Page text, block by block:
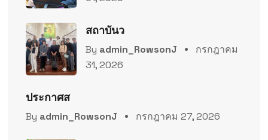
สถาบันว
By admin_RowsonJ
กรกฎาคม
31, 2026
ประกาศส
By admin_RowsonJ กรกฎาคม 27, 2026